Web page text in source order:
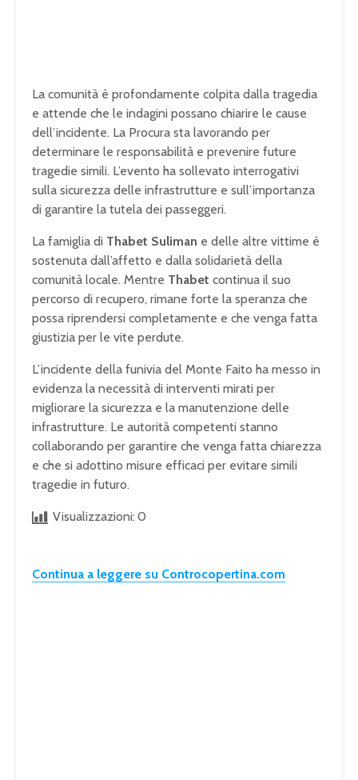
La comunità è profondamente colpita dalla tragedia
e attende che le indagini possano chiarire le cause
dell’incidente. La Procura sta lavorando per
determinare le responsabilità e prevenire future
tragedie simili. L’evento ha sollevato interrogativi
sulla sicurezza delle infrastrutture e sull’importanza
di garantire la tutela dei passeggeri.
La famiglia di Thabet Suliman e delle altre vittime è
sostenuta dall’affetto e dalla solidarietà della
comunità locale. Mentre Thabet continua il suo
percorso di recupero, rimane forte la speranza che
possa riprendersi completamente e che venga fatta
giustizia per le vite perdute.
L’incidente della funivia del Monte Faito ha messo in
evidenza la necessità di interventi mirati per
migliorare la sicurezza e la manutenzione delle
infrastrutture. Le autorità competenti stanno
collaborando per garantire che venga fatta chiarezza
e che si adottino misure efficaci per evitare simili
tragedie in futuro.
Visualizzazioni: 0
Continua a leggere su Controcopertina.com